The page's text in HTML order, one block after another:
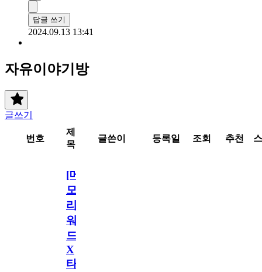
답글 쓰기
2024.09.13 13:41
자유이야기방
글쓰기
번호
제
목
글쓴이 등록일 조회 추천
[메
모
리
워
드
X
타